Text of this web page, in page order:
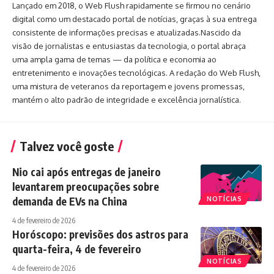
Lançado em 2018, o Web Flush rapidamente se firmou no cenário
digital como um destacado portal de notícias, graças à sua entrega
consistente de informações precisas e atualizadas.Nascido da
visão de jornalistas e entusiastas da tecnologia, o portal abraça
uma ampla gama de temas — da política e economia ao
entretenimento e inovações tecnológicas. A redação do Web Flush,
uma mistura de veteranos da reportagem e jovens promessas,
mantém o alto padrão de integridade e excelência jornalística.
Talvez você goste
NOTÍCIAS
Nio cai após entregas de janeiro
levantarem preocupações sobre
demanda de EVs na China
4 de fevereiro de 2026
NOTÍCIAS
Horóscopo: previsões dos astros para
quarta-feira, 4 de fevereiro
4 de fevereiro de 2026